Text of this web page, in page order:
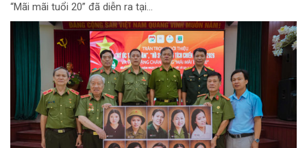
“Mãi mãi tuổi 20” đã diễn ra tại...